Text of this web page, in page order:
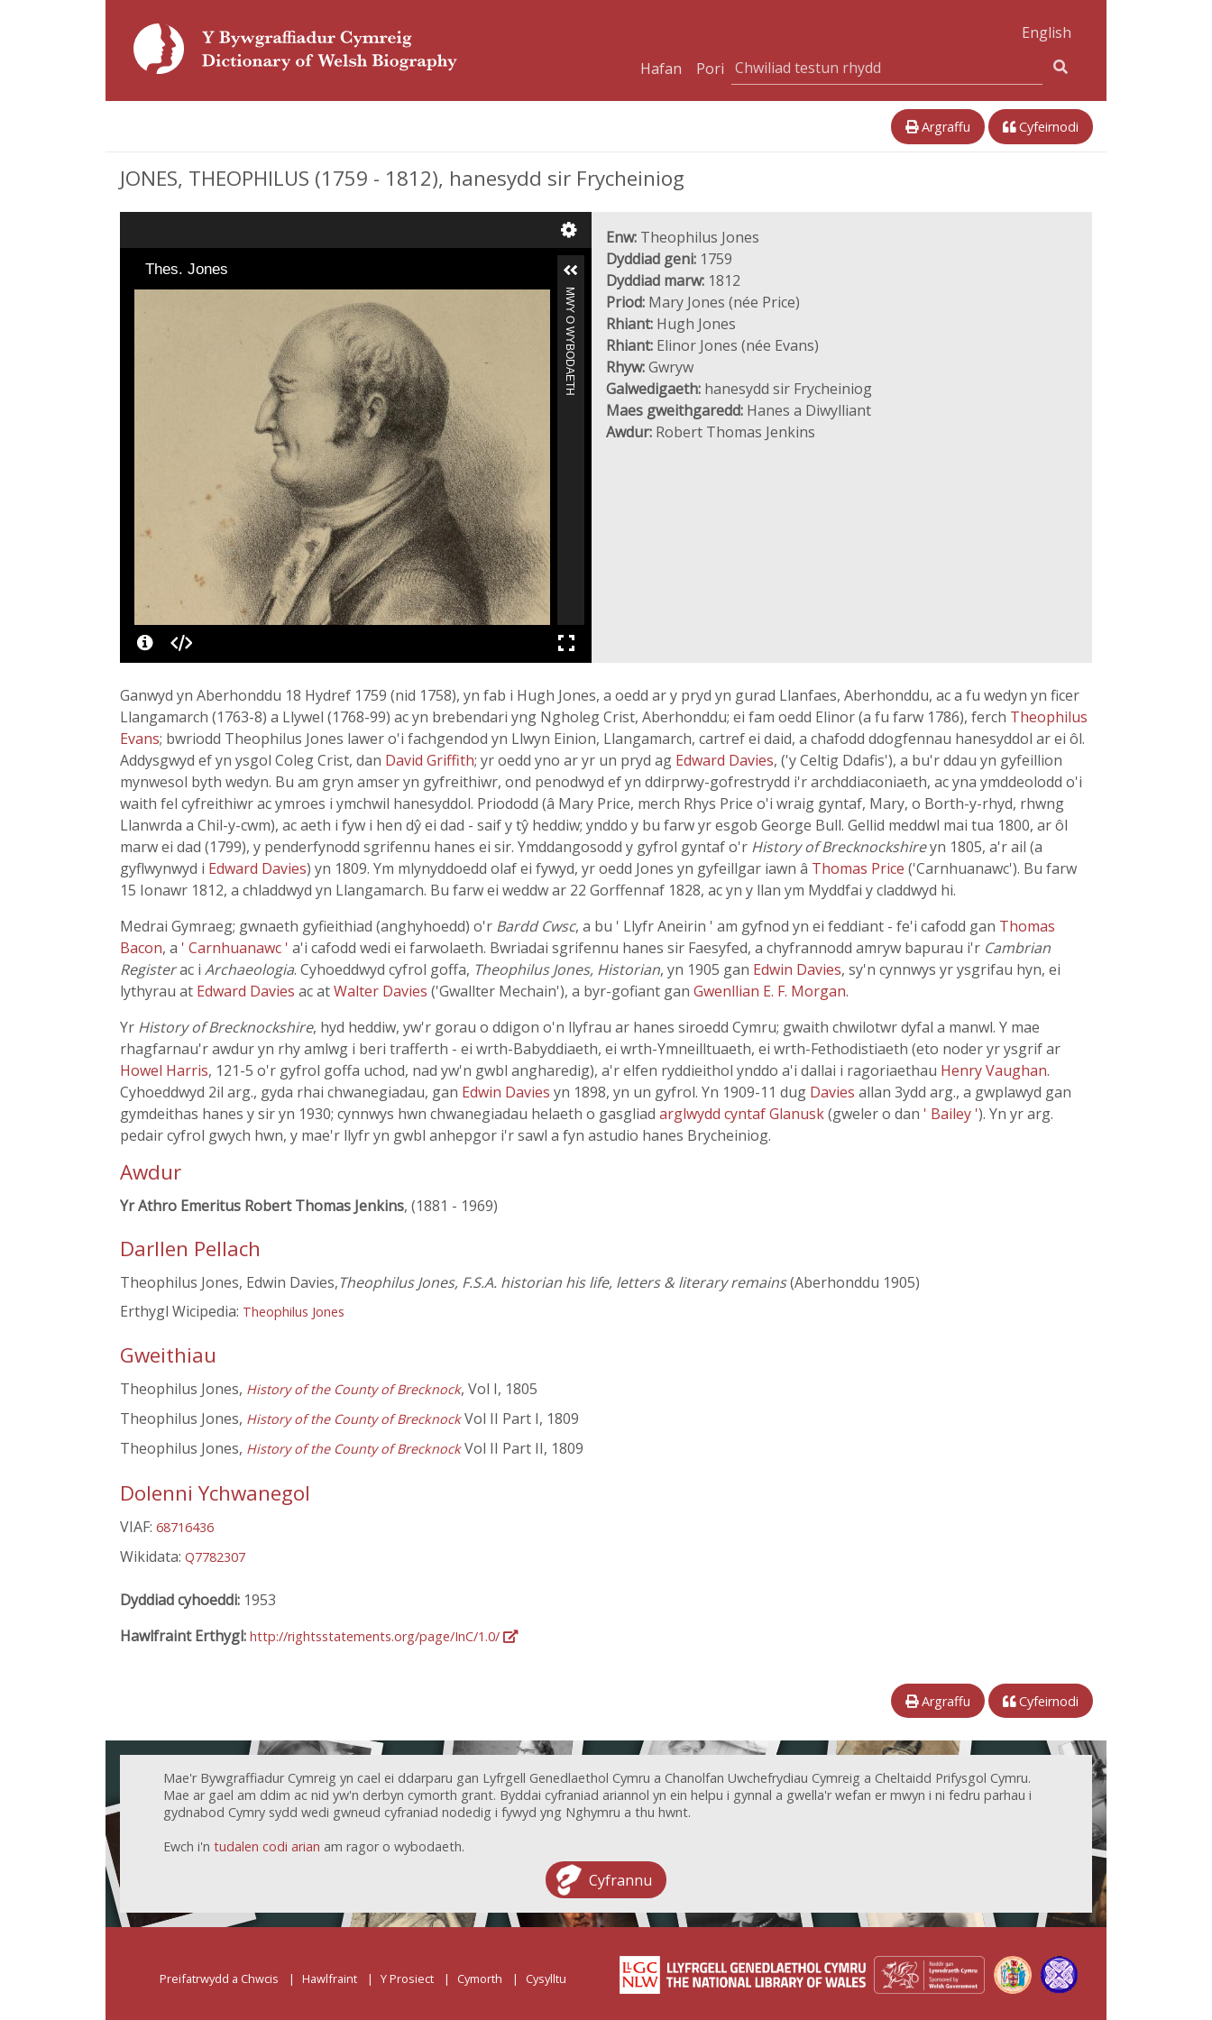
English
Hafan
Pori
Argraffu Cyfeirnodi
JONES, THEOPHILUS (1759 - 1812), hanesydd sir Frycheiniog
Thes. Jones
MWY O WYBODAETH
Enw: Theophilus Jones
Dyddiad geni: 1759
Dyddiad marw: 1812
Priod: Mary Jones (née Price)
Rhiant: Hugh Jones
Rhiant: Elinor Jones (née Evans)
Rhyw:Gwryw
Galwedigaeth: hanesydd sir Frycheiniog
Maes gweithgaredd: Hanes a Diwylliant
Awdur: Robert Thomas Jenkins
Ganwyd yn Aberhonddu 18 Hydref 1759 (nid 1758), yn fab i Hugh Jones, a oedd ar y pryd yn gurad Llanfaes, Aberhonddu, ac a fu wedyn yn ficer
Llangamarch (1763-8) a Llywel (1768-99) ac yn brebendari yng Ngholeg Crist, Aberhonddu; ei fam oedd Elinor (a fu farw 1786), ferch Theophilus
Evans; bwriodd Theophilus Jones lawer o'i fachgendod yn Llwyn Einion, Llangamarch, cartref ei daid, a chafodd ddogfennau hanesyddol ar ei ôl.
Addysgwyd ef yn ysgol Coleg Crist, dan David Griffith; yr oedd yno ar yr un pryd ag Edward Davies, ('y Celtig Ddafis'), a bu'r ddau yn gyfeillion
mynwesol byth wedyn. Bu am gryn amser yn gyfreithiwr, ond penodwyd ef yn ddirprwy-gofrestrydd i'r archddiaconiaeth, ac yna ymddeolodd o'i
waith fel cyfreithiwr ac ymroes i ymchwil hanesyddol. Priododd (â Mary Price, merch Rhys Price o'i wraig gyntaf, Mary, o Borth-y-rhyd, rhwng
Llanwrda a Chil-y-cwm), ac aeth i fyw i hen dŷ ei dad - saif y tŷ heddiw; ynddo y bu farw yr esgob George Bull. Gellid meddwl mai tua 1800, ar ôl
marw ei dad (1799), y penderfynodd sgrifennu hanes ei sir. Ymddangosodd y gyfrol gyntaf o'r History of Brecknockshireyn 1805, a'r ail (a
gyflwynwyd i Edward Davies) yn 1809. Ym mlynyddoedd olaf ei fywyd, yr oedd Jones yn gyfeillgar iawn â Thomas Price ('Carnhuanawc'). Bu farw
15 Ionawr 1812, a chladdwyd yn Llangamarch. Bu farw ei weddw ar 22 Gorffennaf 1828, ac yn y llan ym Myddfai y claddwyd hi.
Medrai Gymraeg; gwnaeth gyfieithiad (anghyhoedd) o'r Bardd Cwsc, a bu ' Llyfr Aneirin ' am gyfnod yn ei feddiant - fe'i cafodd gan Thomas
Bacon, a ' Carnhuanawc ' a'i cafodd wedi ei farwolaeth. Bwriadai sgrifennu hanes sir Faesyfed, a chyfrannodd amryw bapurau i'r Cambrian
Registerac i Archaeologia. Cyhoeddwyd cyfrol goffa, Theophilus Jones, Historian, yn 1905 gan Edwin Davies, sy'n cynnwys yr ysgrifau hyn, ei
lythyrau at Edward Davies ac atWalter Davies ('Gwallter Mechain'), a byr-gofiant gan Gwenllian E. F. Morgan.
Yr History of Brecknockshire, hyd heddiw, yw'r gorau o ddigon o'n llyfrau ar hanes siroedd Cymru; gwaith chwilotwr dyfal a manwl. Y mae
rhagfarnau'r awdur yn rhy amlwg i beri trafferth - ei wrth-Babyddiaeth, ei wrth-Ymneilltuaeth, ei wrth-Fethodistiaeth (eto noder yr ysgrif ar
Howel Harris, 121-5 o'r gyfrol goffa uchod, nad yw'n gwbl angharedig), a'r elfen ryddieithol ynddo a'i dallai i ragoriaethau Henry Vaughan.
Cyhoeddwyd 2il arg., gyda rhai chwanegiadau, gan Edwin Davies yn 1898, yn un gyfrol. Yn 1909-11 dug Davies allan 3ydd arg., a gwplawyd gan
gymdeithas hanes y sir yn 1930; cynnwys hwn chwanegiadau helaeth o gasgliad arglwydd cyntaf Glanusk(gweler o dan ' Bailey '). Yn yr arg.
pedair cyfrol gwych hwn, y mae'r llyfr yn gwbl anhepgor i'r sawl a fyn astudio hanes Brycheiniog.
Awdur
Yr Athro Emeritus Robert Thomas Jenkins, (1881 - 1969)
Darllen Pellach
Theophilus Jones, Edwin Davies,Theophilus Jones, F.S.A. historian his life, letters & literary remains(Aberhonddu 1905)
Erthygl Wicipedia: Theophilus Jones
Gweithiau
Theophilus Jones, History of the County of Brecknock, Vol I, 1805
Theophilus Jones, History of the County of BrecknockVol II Part I, 1809
Theophilus Jones, History of the County of BrecknockVol II Part II, 1809
Dolenni Ychwanegol
VIAF: 68716436
Wikidata: Q7782307
Dyddiad cyhoeddi: 1953
Hawlfraint Erthygl: http://rightsstatements.org/page/InC/1.0/
Argraffu Cyfeirnodi
Mae'r Bywgraffiadur Cymreig yn cael ei ddarparu gan Lyfrgell Genedlaethol Cymru a Chanolfan Uwchefrydiau Cymreig a Cheltaidd Prifysgol Cymru.
Mae ar gael am ddim ac nid yw'n derbyn cymorth grant. Byddai cyfraniad ariannol yn ein helpu i gynnal a gwella'r wefan er mwyn i ni fedru parhau i
gydnabod Cymry sydd wedi gwneud cyfraniad nodedig i fywyd yng Nghymru a thu hwnt.
Ewch i'n tudalen codi arian am ragor o wybodaeth.
Cyfrannu
Preifatrwydd a Chwcis Hawlfraint Y Prosiect Cymorth Cysylltu